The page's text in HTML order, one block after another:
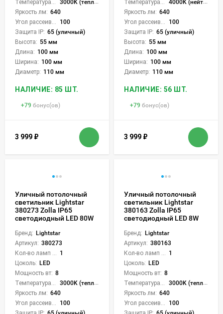
3000K (теплый)
Яркость лм: 640
100
Защита IP: 65 (уличный)
Высота: 55 мм
Длина: 100 мм
Ширина: 100 мм
Диаметр: 110 мм
НАЛИЧИЕ: 85 ШТ.
+79 бонус(ов)
3 999 ₽
4000K (нейтральный)
Яркость лм: 640
100
Защита IP: 65 (уличный)
Высота: 55 мм
Длина: 100 мм
Ширина: 100 мм
Диаметр: 110 мм
НАЛИЧИЕ: 56 ШТ.
+79 бонус(ов)
3 999 ₽
Уличный потолочный
светильник Lightstar
380273 Zolla IP65
светодиодный LED 80W
Бренд: Lightstar
Артикул: 380273
1
Цоколь: LED
Мощность вт: 8
3000K (теплый)
Яркость лм: 640
100
Уличный потолочный
светильник Lightstar
380163 Zolla IP65
светодиодный LED 8W
Бренд: Lightstar
Артикул: 380163
1
Цоколь: LED
Мощность вт: 8
3000K (теплый)
Яркость лм: 640
100